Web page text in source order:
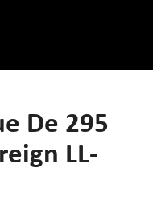
De 295
LL-